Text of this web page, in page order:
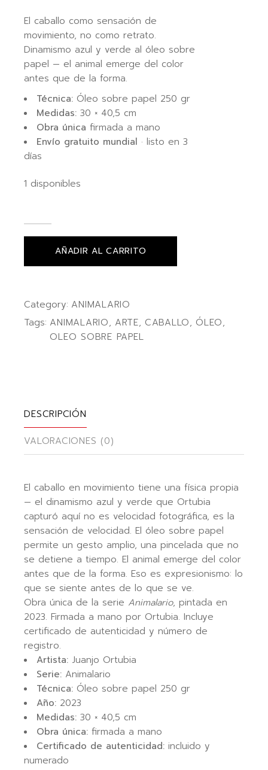
El caballo como sensación de
movimiento, no como retrato.
Dinamismo azul y verde al óleo sobre
papel — el animal emerge del color
antes que de la forma.
Técnica: Óleo sobre papel 250 gr
Medidas: 30 × 40,5 cm
Obra única firmada a mano
Envío gratuito mundial · listo en 3
días
1 disponibles
AÑADIR AL CARRITO
Category: ANIMALARIO
Tags: ANIMALARIO, ARTE, CABALLO, ÓLEO,
OLEO SOBRE PAPEL
DESCRIPCIÓN
VALORACIONES (0)
El caballo en movimiento tiene una física propia
— el dinamismo azul y verde que Ortubia
capturó aquí no es velocidad fotográfica, es la
sensación de velocidad. El óleo sobre papel
permite un gesto amplio, una pincelada que no
se detiene a tiempo. El animal emerge del color
antes que de la forma. Eso es expresionismo: lo
que se siente antes de lo que se ve.
Obra única de la serie Animalario, pintada en
2023. Firmada a mano por Ortubia. Incluye
certificado de autenticidad y número de
registro.
Artista: Juanjo Ortubia
Serie: Animalario
Técnica: Óleo sobre papel 250 gr
Año: 2023
Medidas: 30 × 40,5 cm
Obra única: firmada a mano
Certificado de autenticidad: incluido y
numerado